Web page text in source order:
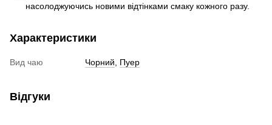
насолоджуючись новими відтінками смаку кожного разу.
Характеристики
Вид чаю Чорний, Пуер
Відгуки